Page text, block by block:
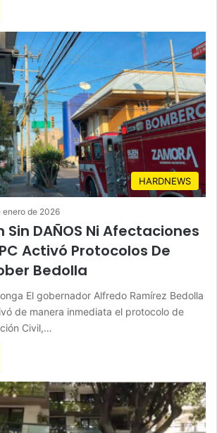
HARDNEWS
enero de 2026
DAÑOS Ni Afectaciones
Activó Protocolos De
Bedolla
El gobernador Alfredo Ramírez Bedolla
de manera inmediata el protocolo de
Civil,…